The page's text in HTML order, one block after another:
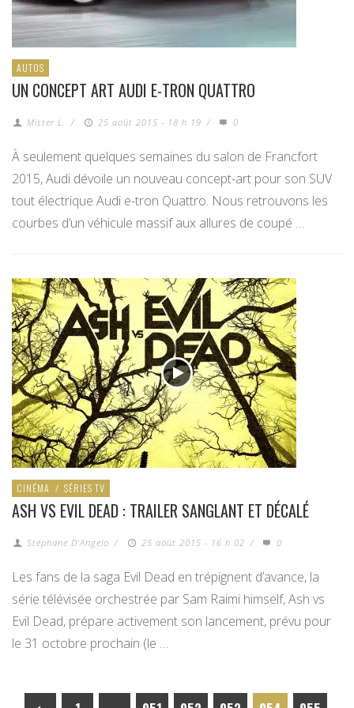
AUTOS
UN CONCEPT ART AUDI E-TRON QUATTRO
Mister L. / 25 août 2015 - 18 h 19 / 0
À seulement quelques semaines du salon de Francfort
2015, Audi dévoile un nouveau concept-art pour son SUV
tout électrique Audi e-tron Quattro. Nous retrouvons les
courbes d’un véhicule massif aux allures de coupé …
CINÉMA / SÉRIES TV
ASH VS EVIL DEAD : TRAILER SANGLANT ET DÉCALÉ
Stéphane D'Angelo / 25 août 2015 - 16 h 02 / 0
Les fans de la saga Evil Dead en trépignent d’avance, la
série télévisée orchestrée par Sam Raimi himself, Ash vs
Evil Dead, prépare activement son lancement, prévu pour
le 31 octobre prochain (le …